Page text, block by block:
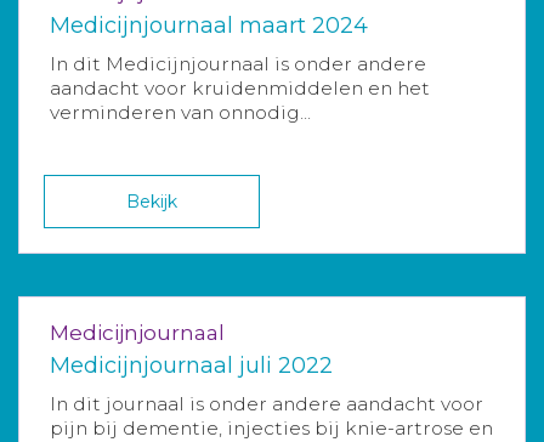
Medicijnjournaal maart 2024
In dit Medicijnjournaal is onder andere
aandacht voor kruidenmiddelen en het
verminderen van onnodig...
Bekijk
Medicijnjournaal
Medicijnjournaal juli 2022
In dit journaal is onder andere aandacht voor
pijn bij dementie, injecties bij knie-artrose en